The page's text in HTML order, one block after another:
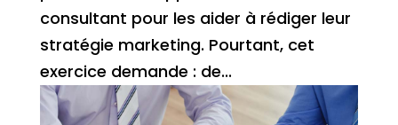
consultant pour les aider à rédiger leur
stratégie marketing. Pourtant, cet
exercice demande : de...